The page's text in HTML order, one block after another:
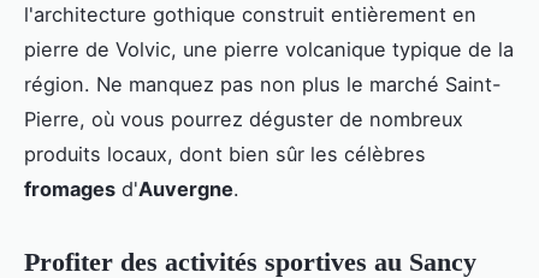
l'architecture gothique construit entièrement en
pierre de Volvic, une pierre volcanique typique de la
région. Ne manquez pas non plus le marché Saint-
Pierre, où vous pourrez déguster de nombreux
produits locaux, dont bien sûr les célèbres
fromages d'Auvergne.
Profiter des activités sportives au Sancy